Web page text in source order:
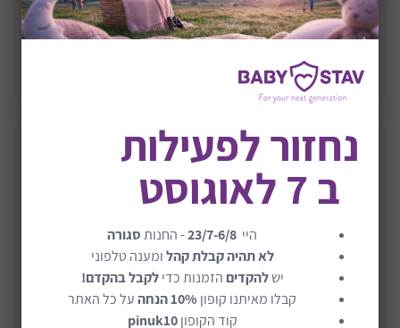
בסיס ל Sport-Line
590 ₪
תיאור המוצר
סלקל לרכב דגם i-Happy Plus
סל קל I-Happy Plus החדש, התואם לתקן I-Size המחמיר.
לסל קל ריפוד נושם דו צדדי, גגון XL חדש והגנות צד
משודרגות.
קצף זיכרון EPS חדש המעניק תמיכה מותאמת, ויכולת
נחזור לפעילות
ב 7 לאוגוסט
היי 23/7-6/8- החנותסגורה
לא תהיה קבלת קהלומענה טלפוני
ישלהקדיםהזמנות כדילקבל בהקדם!
קבלו מאיתנו קופון 10% הנחה
על כל האתר
קוד הקופוןpinuk10